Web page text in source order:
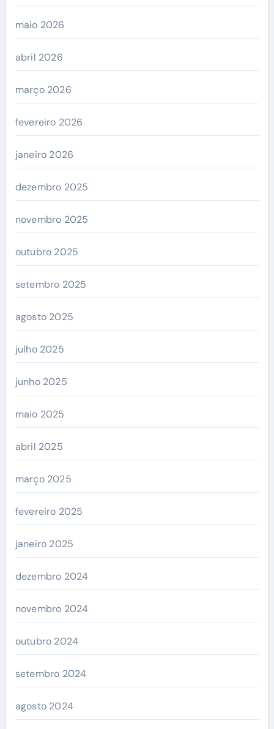
maio 2026
abril 2026
março 2026
fevereiro 2026
janeiro 2026
dezembro 2025
novembro 2025
outubro 2025
setembro 2025
agosto 2025
julho 2025
junho 2025
maio 2025
abril 2025
março 2025
fevereiro 2025
janeiro 2025
dezembro 2024
novembro 2024
outubro 2024
setembro 2024
agosto 2024